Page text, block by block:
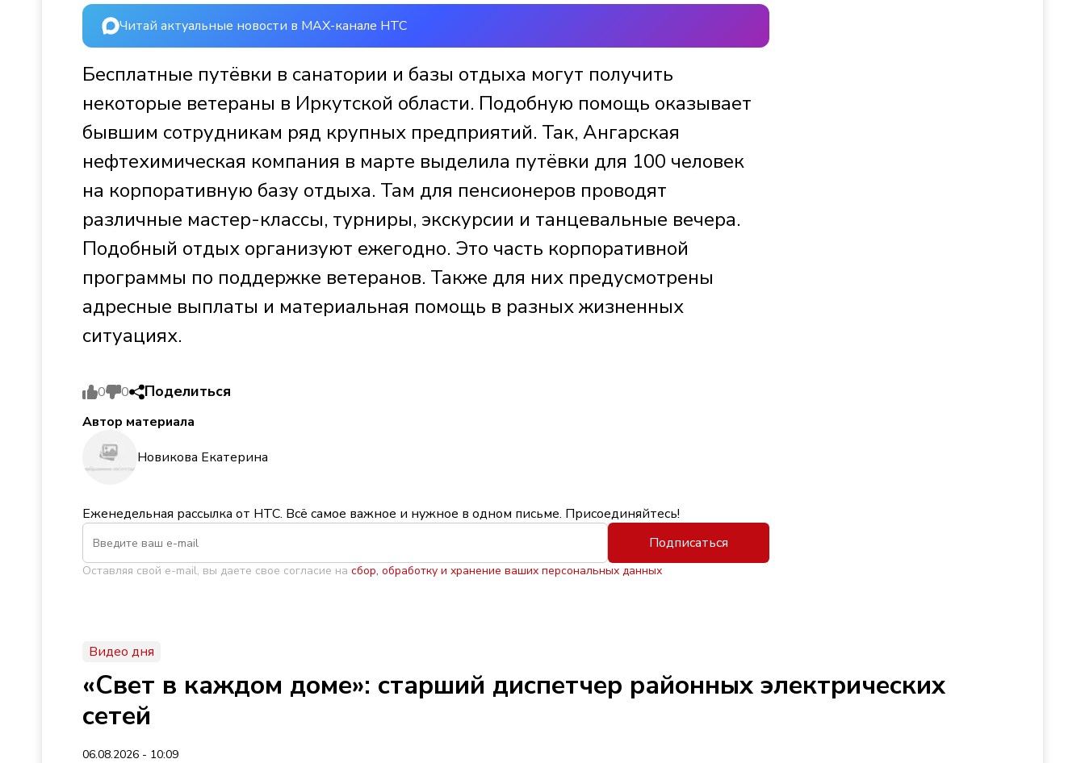
Читай актуальные новости в MAX-канале НТС
Бесплатные путёвки в санатории и базы отдыха могут получить
некоторые ветераны в Иркутской области. Подобную помощь оказывает
бывшим сотрудникам ряд крупных предприятий. Так, Ангарская
нефтехимическая компания в марте выделила путёвки для 100 человек
на корпоративную базу отдыха. Там для пенсионеров проводят
различные мастер-классы, турниры, экскурсии и танцевальные вечера.
Подобный отдых организуют ежегодно. Это часть корпоративной
программы по поддержке ветеранов. Также для них предусмотрены
адресные выплаты и материальная помощь в разных жизненных
ситуациях.
0 0 Поделиться
Автор материала
Новикова Екатерина
Еженедельная рассылка от НТС. Всё самое важное и нужное в одном письме. Присоединяйтесь!
Подписаться
Оставляя свой e-mail, вы даете свое согласие на сбор, обработку и хранение ваших персональных данных
Видео дня
«Свет в каждом доме»: старший диспетчер районных электрических
сетей
06.08.2026 - 10:09